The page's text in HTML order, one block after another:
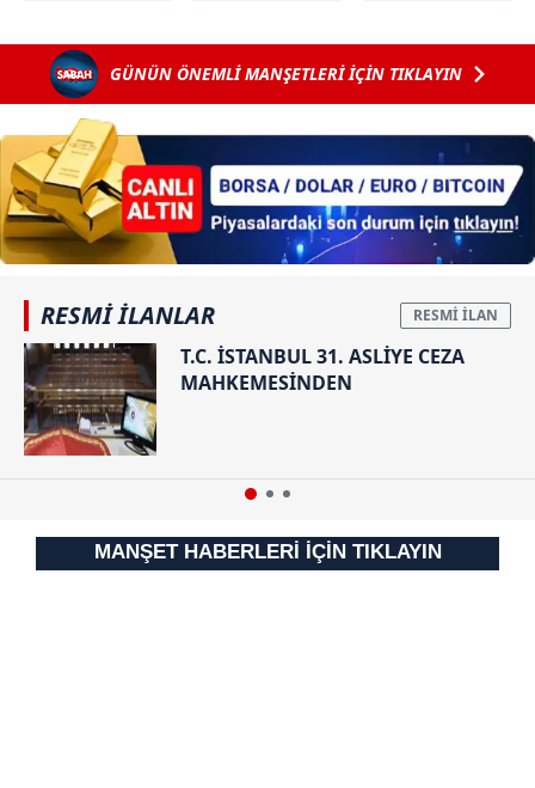
Parti'nin oyları
peş peşe iptal
edildi: "G"
harfini "6"
sayıp...
kariyerleriyle
gurur
muhteşem
karşılama
GÜNÜN ÖNEMLİ MANŞETLERİ İÇİN TIKLAYIN
RESMİ İLANLAR
T.C. İSTANBUL 31. ASLİYE CEZA
MAHKEMESİNDEN
MANŞET HABERLERİ İÇİN TIKLAYIN